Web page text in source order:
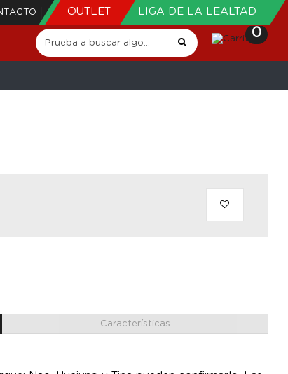
OUTLET LIGA DE LA LEALTAD
0
Características